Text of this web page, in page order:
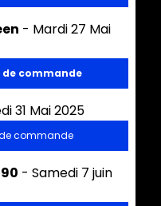
- Mardi 27 Mai
commande
31 Mai 2025
commande
- Samedi 7 juin